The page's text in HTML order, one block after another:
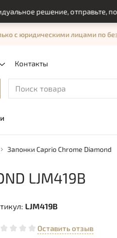
решение, отправьте,
Контакты
с юридическими лицами по
Запонки Caprio Chrome Diamond
LJM419B
LJM419B
Оставить отзыв